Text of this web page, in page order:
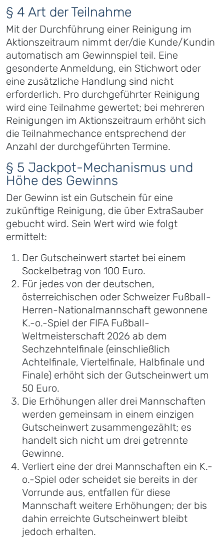
§ 4 Art der Teilnahme
Mit der Durchführung einer Reinigung im
Aktionszeitraum nimmt der/die Kunde/Kundin
automatisch am Gewinnspiel teil. Eine
gesonderte Anmeldung, ein Stichwort oder
eine zusätzliche Handlung sind nicht
erforderlich. Pro durchgeführter Reinigung
wird eine Teilnahme gewertet; bei mehreren
Reinigungen im Aktionszeitraum erhöht sich
die Teilnahmechance entsprechend der
Anzahl der durchgeführten Termine.
§ 5 Jackpot-Mechanismus und
Höhe des Gewinns
Der Gewinn ist ein Gutschein für eine
zukünftige Reinigung, die über ExtraSauber
gebucht wird. Sein Wert wird wie folgt
ermittelt:
Der Gutscheinwert startet bei einem
Sockelbetrag von 100 Euro.
Für jedes von der deutschen,
österreichischen oder Schweizer Fußball-
Herren-Nationalmannschaft gewonnene
K.-o.-Spiel der FIFA Fußball-
Weltmeisterschaft 2026 ab dem
Sechzehntelfinale (einschließlich
Achtelfinale, Viertelfinale, Halbfinale und
Finale) erhöht sich der Gutscheinwert um
50 Euro.
Die Erhöhungen aller drei Mannschaften
werden gemeinsam in einem einzigen
Gutscheinwert zusammengezählt; es
handelt sich nicht um drei getrennte
Gewinne.
Verliert eine der drei Mannschaften ein K.-
o.-Spiel oder scheidet sie bereits in der
Vorrunde aus, entfallen für diese
Mannschaft weitere Erhöhungen; der bis
dahin erreichte Gutscheinwert bleibt
jedoch erhalten.